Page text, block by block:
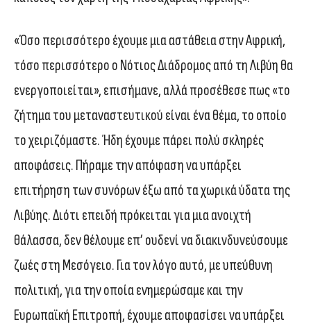
«Όσο περισσότερο έχουμε μια αστάθεια στην Αφρική,
τόσο περισσότερο ο Νότιος Διάδρομος από τη Λιβύη θα
ενεργοποιείται», επισήμανε, αλλά προσέθεσε πως «το
ζήτημα του μεταναστευτικού είναι ένα θέμα, το οποίο
το χειριζόμαστε. Ήδη έχουμε πάρει πολύ σκληρές
αποφάσεις. Πήραμε την απόφαση να υπάρξει
επιτήρηση των συνόρων έξω από τα χωρικά ύδατα της
Λιβύης. Διότι επειδή πρόκειται για μια ανοιχτή
θάλασσα, δεν θέλουμε επ’ ουδενί να διακινδυνεύσουμε
ζωές στη Μεσόγειο. Για τον λόγο αυτό, με υπεύθυνη
πολιτική, για την οποία ενημερώσαμε και την
Ευρωπαϊκή Επιτροπή, έχουμε αποφασίσει να υπάρξει